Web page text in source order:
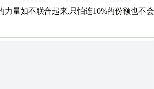
量如不联合起来,只怕连10%的份额也不会